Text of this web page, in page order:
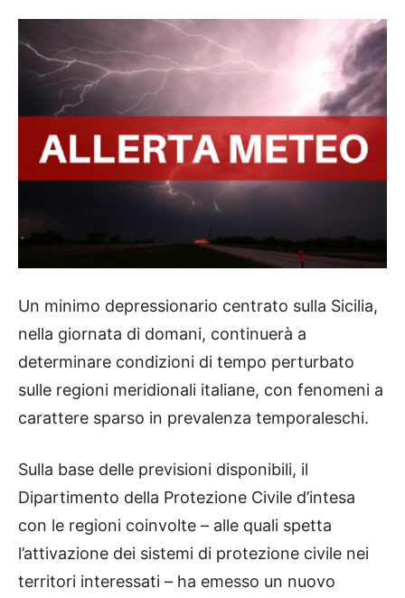
Un minimo depressionario centrato sulla Sicilia,
nella giornata di domani, continuerà a
determinare condizioni di tempo perturbato
sulle regioni meridionali italiane, con fenomeni a
carattere sparso in prevalenza temporaleschi.
Sulla base delle previsioni disponibili, il
Dipartimento della Protezione Civile d’intesa
con le regioni coinvolte – alle quali spetta
l’attivazione dei sistemi di protezione civile nei
territori interessati – ha emesso un nuovo